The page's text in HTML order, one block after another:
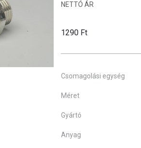
NETTÓ ÁR
1290 Ft
Csomagolási egység
Méret
Gyártó
Anyag